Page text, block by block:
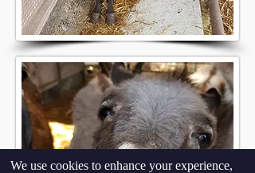
We use cookies to enhance your experience,